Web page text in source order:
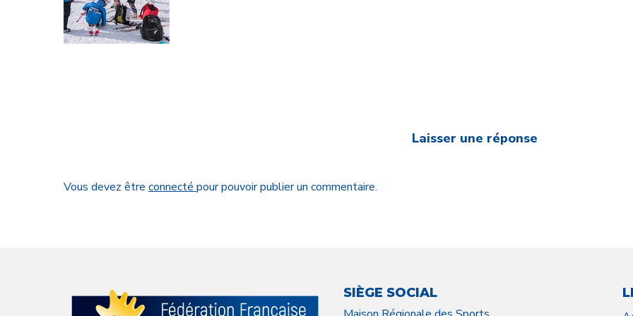
Laisser une réponse
Vous devez être connecté pour pouvoir publier un commentaire.
SIÈGE SOCIAL